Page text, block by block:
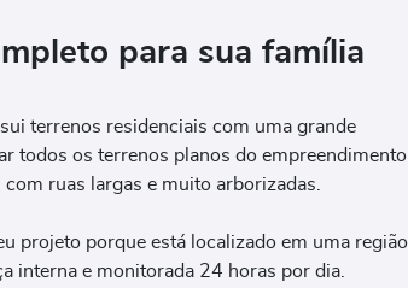
para sua família
terrenos residenciais com uma grande
todos os terrenos planos do empreendimento.
ruas largas e muito arborizadas.
projeto porque está localizado em uma região
interna e monitorada 24 horas por dia.